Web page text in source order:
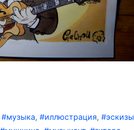
#музыка, #иллюстрация, #эскизы